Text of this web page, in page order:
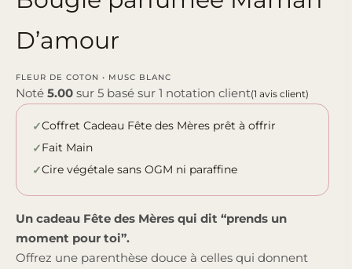
D’amour
FLEUR DE COTON • MUSC BLANC
Noté 5.00 sur 5 basé sur 1 notation client(1 avis client)
Coffret Cadeau Fête des Mères prêt à offrir
Fait Main
Cire végétale sans OGM ni paraffine
Un cadeau Fête des Mères qui dit “prends un
moment pour toi”.
Offrez une parenthèse douce à celles qui donnent